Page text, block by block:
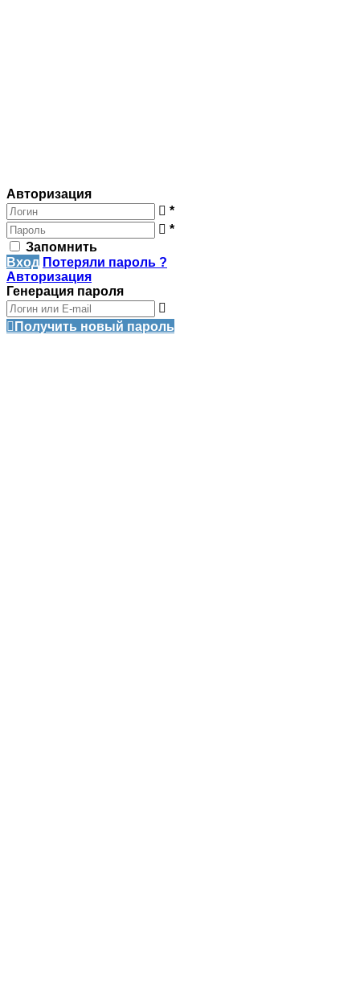
Авторизация
*
*
Запомнить
Вход Потеряли пароль ?
Авторизация
Генерация пароля
Получить новый пароль